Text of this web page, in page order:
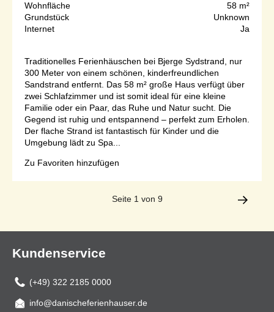
Wohnfläche
58 m²
Grundstück
Unknown
Internet
Ja
Traditionelles Ferienhäuschen bei Bjerge Sydstrand, nur
300 Meter von einem schönen, kinderfreundlichen
Sandstrand entfernt. Das 58 m² große Haus verfügt über
zwei Schlafzimmer und ist somit ideal für eine kleine
Familie oder ein Paar, das Ruhe und Natur sucht. Die
Gegend ist ruhig und entspannend – perfekt zum Erholen.
Der flache Strand ist fantastisch für Kinder und die
Umgebung lädt zu Spa...
Zu Favoriten hinzufügen
Seite 1 von 9
Kundenservice
(+49) 322 2185 0000
info@danischeferienhauser.de